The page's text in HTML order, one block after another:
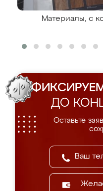
Материалы, с
ДО
Оставьте